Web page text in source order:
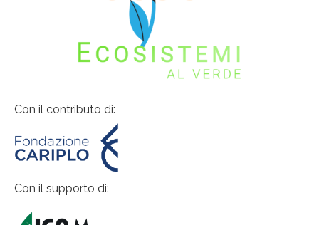
Con il contributo di:
Con il supporto di: